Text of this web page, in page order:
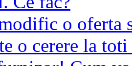
o oferta
o cerere la